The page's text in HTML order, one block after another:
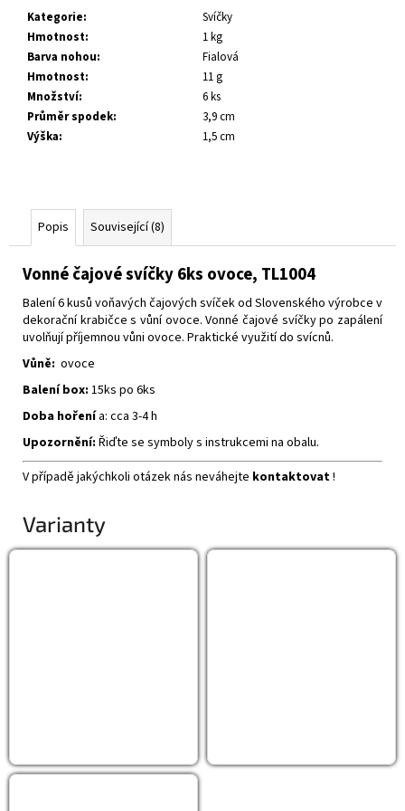
Kategorie:
Svíčky
Hmotnost:
1 kg
Barva nohou:
Fialová
Hmotnost:
11 g
Množství:
6 ks
Průměr spodek:
3,9 cm
Výška: 1,5 cm
Popis Související (8)
Vonné čajové svíčky 6ks ovoce, TL1004
Balení 6 kusů voňavých čajových svíček od Slovenského výrobce v
dekorační krabičce s vůní ovoce.Vonné čajové svíčky po zapálení
uvolňují příjemnou vůni ovoce. Praktické využití do svícnů.
Vůně: ovoce
Balení box: 15ks po 6ks
Doba hořenía: cca 3-4 h
Upozornění: Řiďte se symboly s instrukcemi na obalu.
V případě jakýchkoli otázek nás neváhejte kontaktovat!
Varianty
u
m